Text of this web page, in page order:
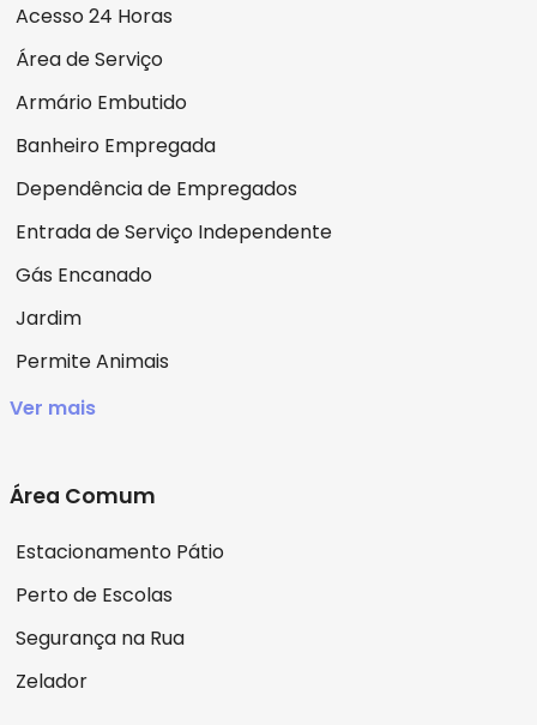
Acesso 24 Horas
Área de Serviço
Armário Embutido
Banheiro Empregada
Dependência de Empregados
Entrada de Serviço Independente
Gás Encanado
Jardim
Permite Animais
Ver mais
Área Comum
Estacionamento Pátio
Perto de Escolas
Segurança na Rua
Zelador